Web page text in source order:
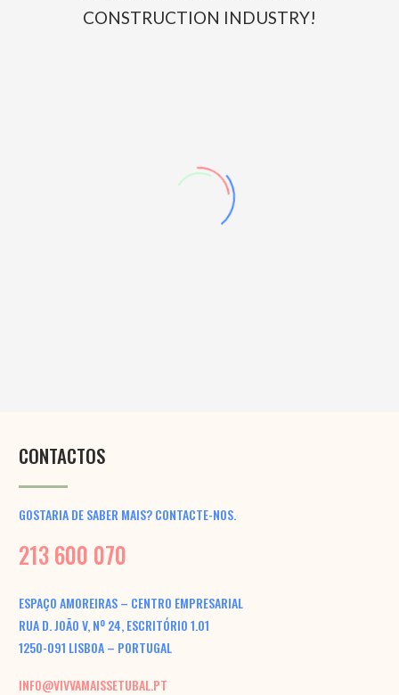
CONSTRUCTION INDUSTRY!
CONTACTOS
GOSTARIA DE SABER MAIS? CONTACTE-NOS.
213 600 070
ESPAÇO AMOREIRAS – CENTRO EMPRESARIAL
RUA D. JOÃO V, Nº 24, ESCRITÓRIO 1.01
1250-091 LISBOA – PORTUGAL
INFO@VIVVAMAISSETUBAL.PT